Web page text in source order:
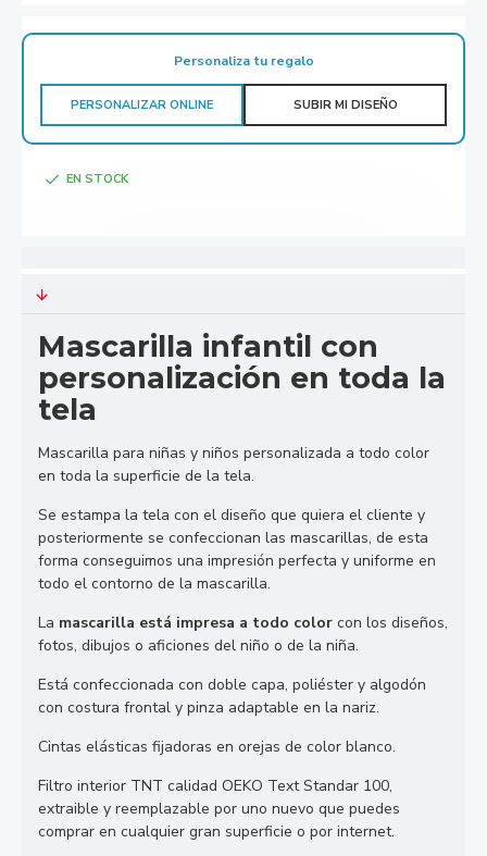
EN STOCK
Personaliza tu regalo
PERSONALIZAR ONLINE SUBIR MI DISEÑO
Mascarilla infantil con
personalización en toda la
tela
Mascarilla para niñas y niños personalizada a todo color
en toda la superficie de la tela.
Se estampa la tela con el diseño que quiera el cliente y
posteriormente se confeccionan las mascarillas, de esta
forma conseguimos una impresión perfecta y uniforme en
todo el contorno de la mascarilla.
La mascarilla está impresa a todo color con los diseños,
fotos, dibujos o aficiones del niño o de la niña.
Está confeccionada con doble capa, poliéster y algodón
con costura frontal y pinza adaptable en la nariz.
Cintas elásticas fijadoras en orejas de color blanco.
Filtro interior TNT calidad OEKO Text Standar 100,
extraible y reemplazable por uno nuevo que puedes
comprar en cualquier gran superficie o por internet.